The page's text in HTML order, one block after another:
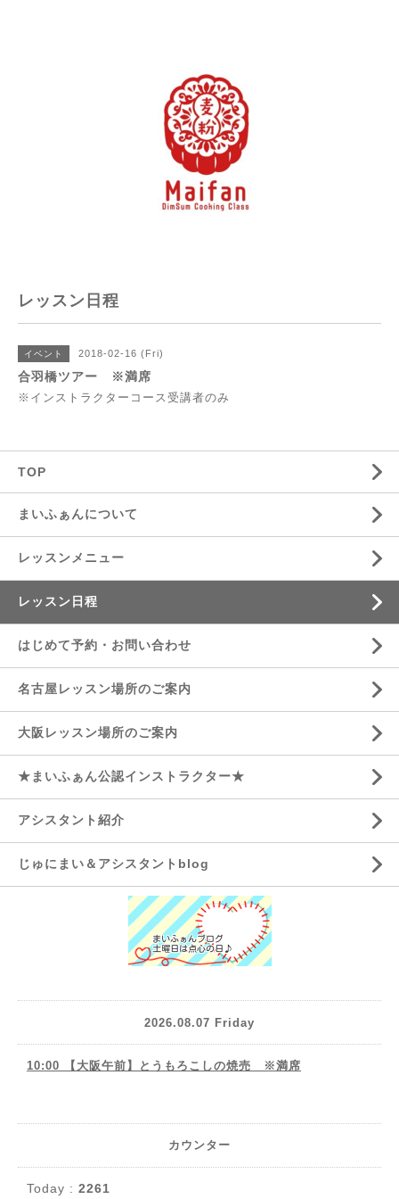
レッスン日程
イベント 2018-02-16 (Fri)
合羽橋ツアー ※満席
※インストラクターコース受講者のみ
TOP
まいふぁんについて
レッスンメニュー
レッスン日程
はじめて予約・お問い合わせ
名古屋レッスン場所のご案内
大阪レッスン場所のご案内
★まいふぁん公認インストラクター★
アシスタント紹介
じゅにまい＆アシスタントblog
2026.08.07 Friday
10:00 【大阪午前】とうもろこしの焼売 ※満席
カウンター
Today : 2261